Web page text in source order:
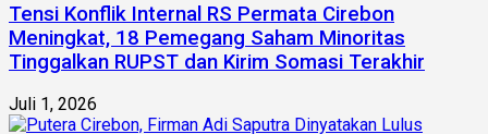
Tensi Konflik Internal RS Permata Cirebon
Meningkat, 18 Pemegang Saham Minoritas
Tinggalkan RUPST dan Kirim Somasi Terakhir
Juli 1, 2026